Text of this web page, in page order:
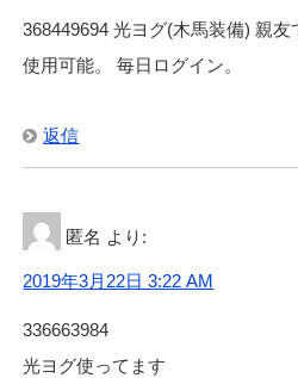
368449694 光ヨグ(木馬装備) 親
使用可能。 毎日ログイン。
返信
匿名 より:
2019年3月22日 3:22 AM
336663984
光ヨグ使ってます